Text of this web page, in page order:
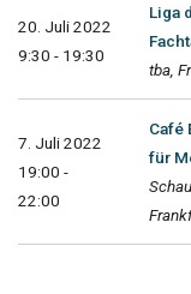
20. Juli 2022
9:30 - 19:30
Liga
tba,
7. Juli 2022
19:00 -
22:00
Café
für